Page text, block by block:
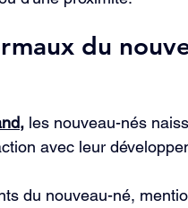
du
les nouveau-nés
avec leur
du nouveau-né,